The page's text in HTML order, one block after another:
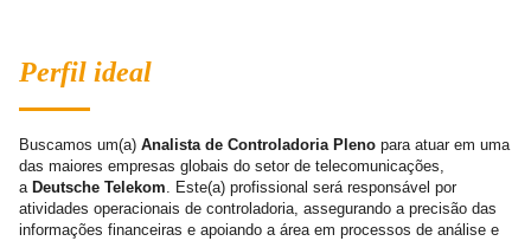
Perfil ideal
Buscamos um(a) Analista de Controladoria Pleno para atuar em uma
das maiores empresas globais do setor de telecomunicações,
a Deutsche Telekom. Este(a) profissional será responsável por
atividades operacionais de controladoria, assegurando a precisão das
informações financeiras e apoiando a área em processos de análise e